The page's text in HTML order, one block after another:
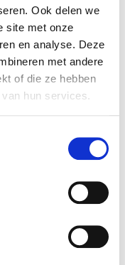
Ook delen we
site met onze
en analyse. Deze
met andere
of die ze hebben
hun services.
hoe jouw